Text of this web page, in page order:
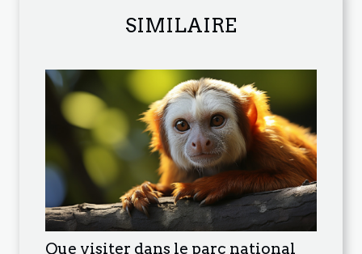
SIMILAIRE
Que visiter dans le parc national